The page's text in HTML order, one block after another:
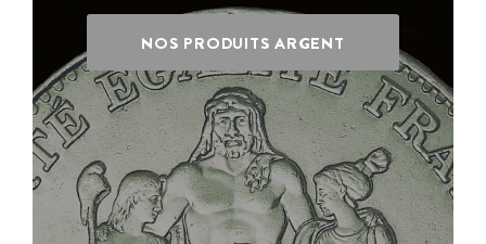
NOS PRODUITS ARGENT